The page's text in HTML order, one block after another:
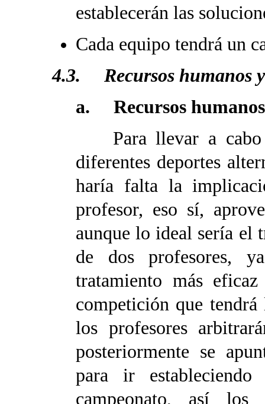
establecerán las
Cada equipo tendrá un
4.3. Recursos humanos
a. Recursos humanos
Para llevar a cabo
diferentes deportes
haría falta la
profesor, eso sí,
aunque lo ideal sería el
de dos profesores,
tratamiento más
competición que
los profesores
posteriormente se
para ir
campeonato, así